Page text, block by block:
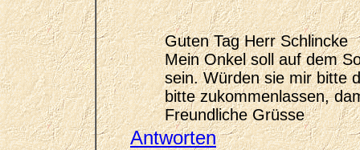
Guten Tag Herr Schlincke
Mein Onkel soll auf dem
sein. Würden sie mir bitte
bitte zukommenlassen,
Freundliche Grüsse
Antworten